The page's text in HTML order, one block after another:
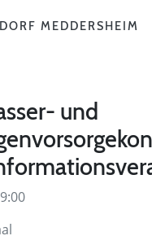
MEDDERSHEIM
und